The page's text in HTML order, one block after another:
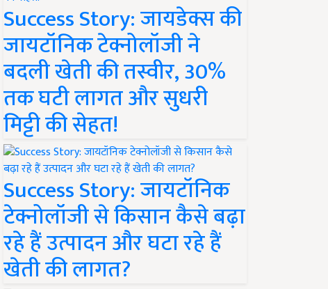
Success Story: जायडेक्स की
जायटॉनिक टेक्नोलॉजी ने
बदली खेती की तस्वीर, 30%
तक घटी लागत और सुधरी
मिट्टी की सेहत!
Success Story: जायटॉनिक
टेक्नोलॉजी से किसान कैसे बढ़ा
रहे हैं उत्पादन और घटा रहे हैं
खेती की लागत?